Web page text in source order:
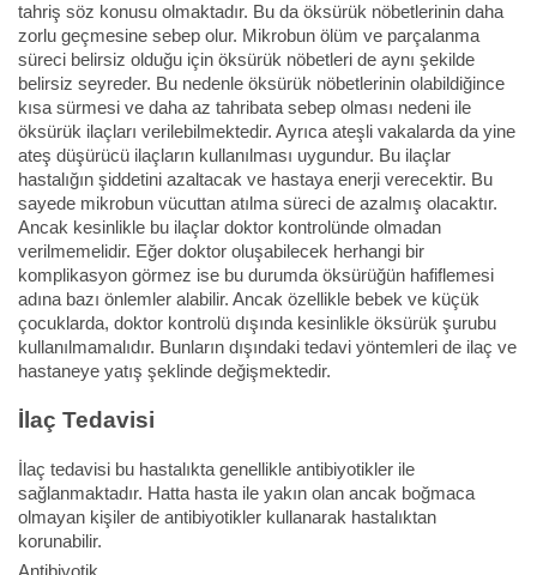
tahriş söz konusu olmaktadır. Bu da öksürük nöbetlerinin daha
zorlu geçmesine sebep olur. Mikrobun ölüm ve parçalanma
süreci belirsiz olduğu için öksürük nöbetleri de aynı şekilde
belirsiz seyreder. Bu nedenle öksürük nöbetlerinin olabildiğince
kısa sürmesi ve daha az tahribata sebep olması nedeni ile
öksürük ilaçları verilebilmektedir. Ayrıca ateşli vakalarda da yine
ateş düşürücü ilaçların kullanılması uygundur. Bu ilaçlar
hastalığın şiddetini azaltacak ve hastaya enerji verecektir. Bu
sayede mikrobun vücuttan atılma süreci de azalmış olacaktır.
Ancak kesinlikle bu ilaçlar doktor kontrolünde olmadan
verilmemelidir. Eğer doktor oluşabilecek herhangi bir
komplikasyon görmez ise bu durumda öksürüğün hafiflemesi
adına bazı önlemler alabilir. Ancak özellikle bebek ve küçük
çocuklarda, doktor kontrolü dışında kesinlikle öksürük şurubu
kullanılmamalıdır. Bunların dışındaki tedavi yöntemleri de ilaç ve
hastaneye yatış şeklinde değişmektedir.
İlaç Tedavisi
İlaç tedavisi bu hastalıkta genellikle antibiyotikler ile
sağlanmaktadır. Hatta hasta ile yakın olan ancak boğmaca
olmayan kişiler de antibiyotikler kullanarak hastalıktan
korunabilir.